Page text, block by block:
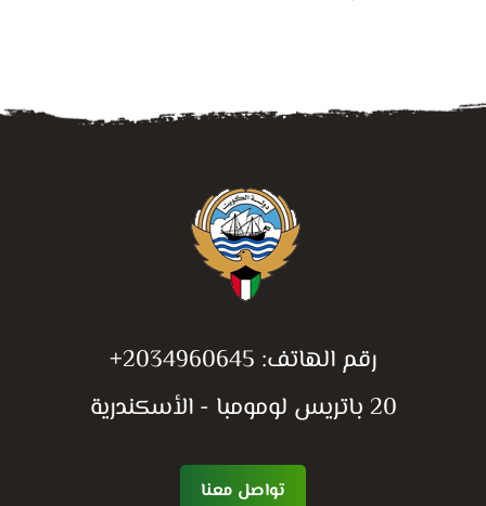
رقم الهاتف: +2034960645
20 باتريس لومومبا - الأسكندرية
تواصل معنا